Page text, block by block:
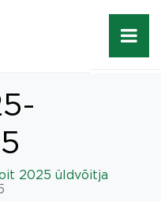
2025 üldvõitja